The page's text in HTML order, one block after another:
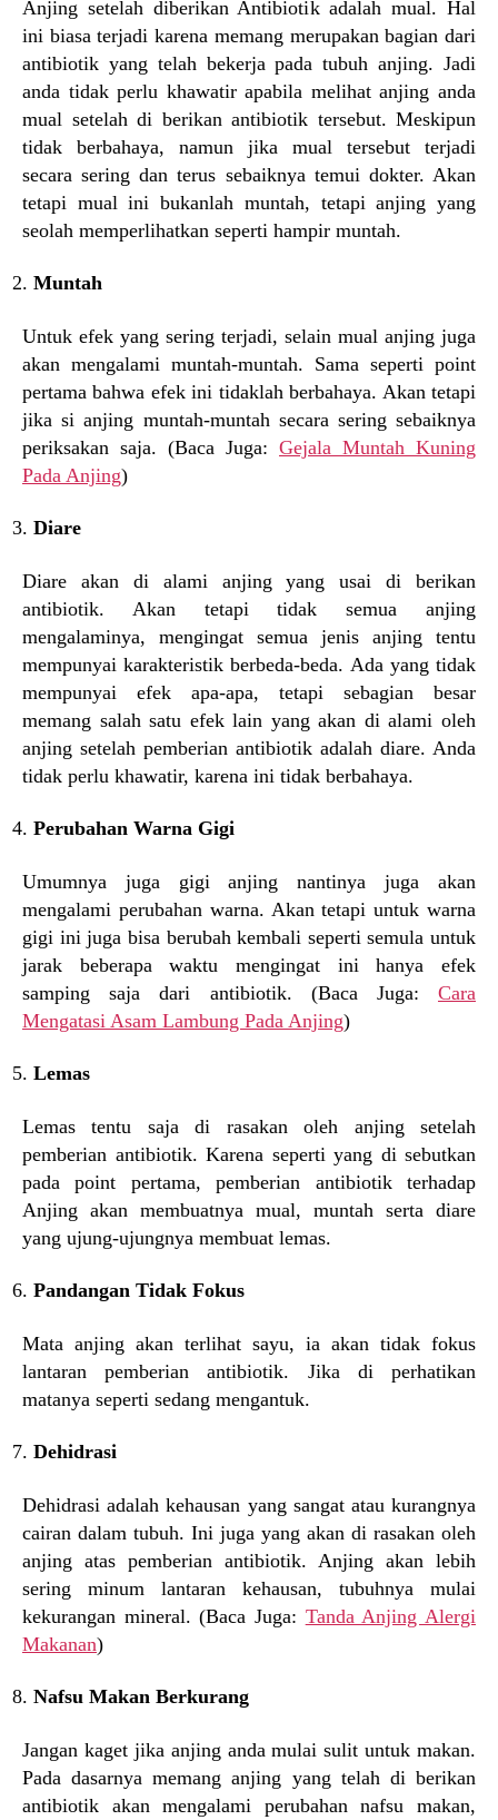
Anjing setelah diberikan Antibiotik adalah mual. Hal
ini biasa terjadi karena memang merupakan bagian dari
antibiotik yang telah bekerja pada tubuh anjing. Jadi
anda tidak perlu khawatir apabila melihat anjing anda
mual setelah di berikan antibiotik tersebut. Meskipun
tidak berbahaya, namun jika mual tersebut terjadi
secara sering dan terus sebaiknya temui dokter. Akan
tetapi mual ini bukanlah muntah, tetapi anjing yang
seolah memperlihatkan seperti hampir muntah.
Muntah
Untuk efek yang sering terjadi, selain mual anjing juga
akan mengalami muntah-muntah. Sama seperti point
pertama bahwa efek ini tidaklah berbahaya. Akan tetapi
jika si anjing muntah-muntah secara sering sebaiknya
periksakan saja. (Baca Juga: Gejala Muntah Kuning
Pada Anjing)
Diare
Diare akan di alami anjing yang usai di berikan
antibiotik. Akan tetapi tidak semua anjing
mengalaminya, mengingat semua jenis anjing tentu
mempunyai karakteristik berbeda-beda. Ada yang tidak
mempunyai efek apa-apa, tetapi sebagian besar
memang salah satu efek lain yang akan di alami oleh
anjing setelah pemberian antibiotik adalah diare. Anda
tidak perlu khawatir, karena ini tidak berbahaya.
Perubahan Warna Gigi
Umumnya juga gigi anjing nantinya juga akan
mengalami perubahan warna. Akan tetapi untuk warna
gigi ini juga bisa berubah kembali seperti semula untuk
jarak beberapa waktu mengingat ini hanya efek
samping saja dari antibiotik. (Baca Juga: Cara
Mengatasi Asam Lambung Pada Anjing)
Lemas
Lemas tentu saja di rasakan oleh anjing setelah
pemberian antibiotik. Karena seperti yang di sebutkan
pada point pertama, pemberian antibiotik terhadap
Anjing akan membuatnya mual, muntah serta diare
yang ujung-ujungnya membuat lemas.
Pandangan Tidak Fokus
Mata anjing akan terlihat sayu, ia akan tidak fokus
lantaran pemberian antibiotik. Jika di perhatikan
matanya seperti sedang mengantuk.
Dehidrasi
Dehidrasi adalah kehausan yang sangat atau kurangnya
cairan dalam tubuh. Ini juga yang akan di rasakan oleh
anjing atas pemberian antibiotik. Anjing akan lebih
sering minum lantaran kehausan, tubuhnya mulai
kekurangan mineral. (Baca Juga: Tanda Anjing Alergi
Makanan)
Nafsu Makan Berkurang
Jangan kaget jika anjing anda mulai sulit untuk makan.
Pada dasarnya memang anjing yang telah di berikan
antibiotik akan mengalami perubahan nafsu makan,